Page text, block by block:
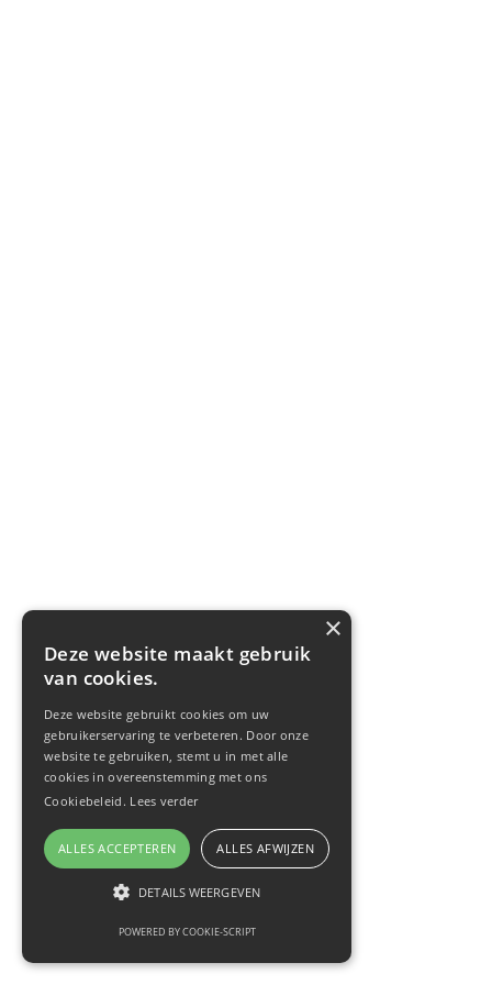
×
Deze website maakt gebruik
van cookies.
Deze website gebruikt cookies om uw
gebruikerservaring te verbeteren. Door onze
website te gebruiken, stemt u in met alle
cookies in overeenstemming met ons
Cookiebeleid. Lees verder
ALLES ACCEPTEREN ALLES AFWIJZEN
DETAILS WEERGEVEN
POWERED BY COOKIE-SCRIPT